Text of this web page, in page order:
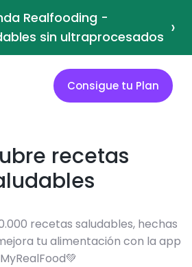
Realfooding -
sin ultraprocesados ›
Consigue tu Plan
recetas
recetas saludables, hechas
tu alimentación con la app
MyRealFood💚